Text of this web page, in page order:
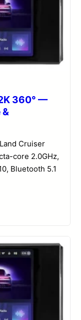
360° —
&
Cruiser
core 2.0GHz,
Bluetooth 5.1